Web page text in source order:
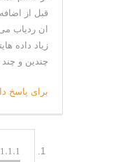
قبل از
ان ردیاب
زیاد داده
چندین و
برای پاسخ
1.1.1